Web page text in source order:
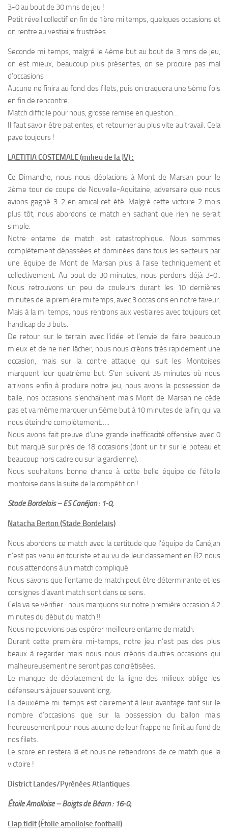
3-0 au bout de 30 mns de jeu !
Petit réveil collectif en fin de 1ère mi temps, quelques occasions et
on rentre au vestiaire frustrées.
Seconde mi temps, malgré le 4ème but au bout de 3 mns de jeu,
on est mieux, beaucoup plus présentes, on se procure pas mal
d’occasions .
Aucune ne finira au fond des filets, puis on craquera une 5ème fois
en fin de rencontre.
Match difficile pour nous, grosse remise en question…
Il faut savoir être patientes, et retourner au plus vite au travail. Cela
paye toujours !
LAETITIA COSTEMALE (milieu de la JV) :
Ce Dimanche, nous nous déplacions à Mont de Marsan pour le
2ème tour de coupe de Nouvelle-Aquitaine, adversaire que nous
avions gagné 3-2 en amical cet été. Malgré cette victoire 2 mois
plus tôt, nous abordons ce match en sachant que rien ne serait
simple.
Notre entame de match est catastrophique. Nous sommes
complètement dépassées et dominées dans tous les secteurs par
une équipe de Mont de Marsan plus à l’aise techniquement et
collectivement. Au bout de 30 minutes, nous perdons déjà 3-0..
Nous retrouvons un peu de couleurs durant les 10 dernières
minutes de la première mi temps, avec 3 occasions en notre faveur.
Mais à la mi temps, nous rentrons aux vestiaires avec toujours cet
handicap de 3 buts.
De retour sur le terrain avec l’idée et l’envie de faire beaucoup
mieux et de ne rien lâcher, nous nous créons très rapidement une
occasion, mais sur la contre attaque qui suit les Montoises
marquent leur quatrième but. S’en suivent 35 minutes où nous
arrivons enfin à produire notre jeu, nous avons la possession de
balle, nos occasions s’enchaînent mais Mont de Marsan ne cède
pas et va même marquer un 5ème but à 10 minutes de la fin, qui va
nous éteindre complètement…..
Nous avons fait preuve d’une grande inefficacité offensive avec 0
but marqué sur près de 18 occasions (dont un tir sur le poteau et
beaucoup hors cadre ou sur la gardienne).
Nous souhaitons bonne chance à cette belle équipe de l’étoile
montoise dans la suite de la compétition !
Stade Bordelais – ES Canéjan : 1-0;
Natacha Berton (Stade Bordelais)
Nous abordons ce match avec la certitude que l’équipe de Canéjan
n’est pas venu en touriste et au vu de leur classement en R2 nous
nous attendons à un match compliqué.
Nous savons que l’entame de match peut être déterminante et les
consignes d’avant match sont dans ce sens.
Cela va se vérifier : nous marquons sur notre première occasion à 2
minutes du début du match !!
Nous ne pouvions pas espérer meilleure entame de match.
Durant cette première mi-temps, notre jeu n’est pas des plus
beaux à regarder mais nous nous créons d’autres occasions qui
malheureusement ne seront pas concrétisées.
Le manque de déplacement de la ligne des milieux oblige les
défenseurs à jouer souvent long.
La deuxième mi-temps est clairement à leur avantage tant sur le
nombre d’occasions que sur la possession du ballon mais
heureusement pour nous aucune de leur frappe ne finit au fond de
nos filets.
Le score en restera là et nous ne retiendrons de ce match que la
victoire !
District Landes/Pyrénées Atlantiques
Étoile Amolloise – Baigts de Béarn : 16-0;
Clap tidit (Étoile amolloise football)